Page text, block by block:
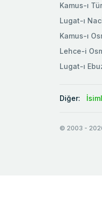
Kamus-ı
Lugat-ı
Kamus-ı
Lehce-i
Lugat-ı
Diğer:
© 2003 -